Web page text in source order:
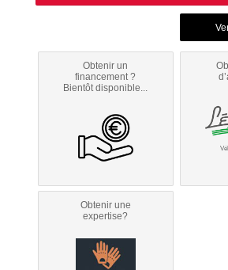
Obtenir un
financement ?
Bientôt disponible...
Obtenir une
expertise?